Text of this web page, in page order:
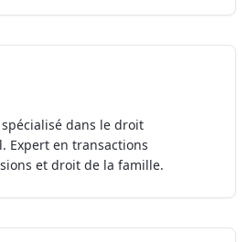
dans le droit
Expert en transactions
et droit de la famille.